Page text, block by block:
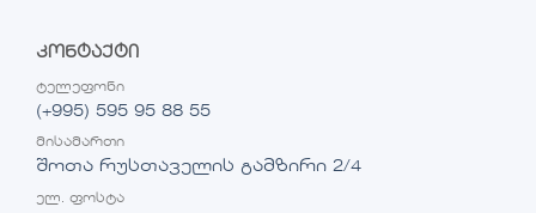
კონტაქტი
ტელეფონი
(+995) 595 95 88 55
მისამართი
შოთა რუსთაველის გამზირი 2/4
ელ. ფოსტა